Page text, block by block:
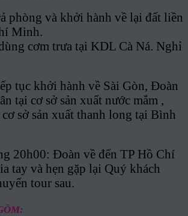
phòng và khởi hành về lại đất liền
Minh.
cơm trưa tại KDL Cà Ná. Nghỉ
tục khởi hành về Sài Gòn, Đoàn
tại cơ sở sản xuất nước mắm ,
sở sản xuất thanh long tại Bình
20h00: Đoàn về đến TP Hồ Chí
tay và hẹn gặp lại Quý khách
tour sau.